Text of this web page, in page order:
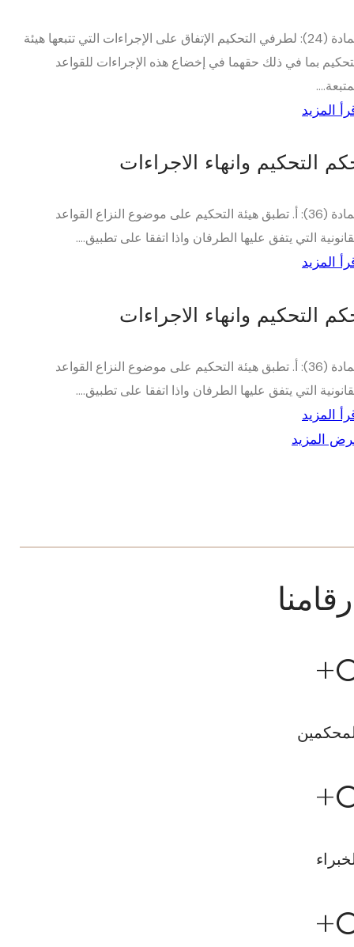
المادة (24): لطرفي التحكيم الإتفاق على الإجراءات التي تتبعها هيئة
بما في ذلك حقهما في إخضاع هذه الإجراءات للقواعد
المزيد
التحكيم وانهاء الاجراءات
المادة (36): أ. تطبق هيئة التحكيم على موضوع النزاع القواعد
التي يتفق عليها الطرفان واذا اتفقا على تطبيق....
المزيد
التحكيم وانهاء الاجراءات
المادة (36): أ. تطبق هيئة التحكيم على موضوع النزاع القواعد
التي يتفق عليها الطرفان واذا اتفقا على تطبيق....
المزيد
المزيد
+
+
+